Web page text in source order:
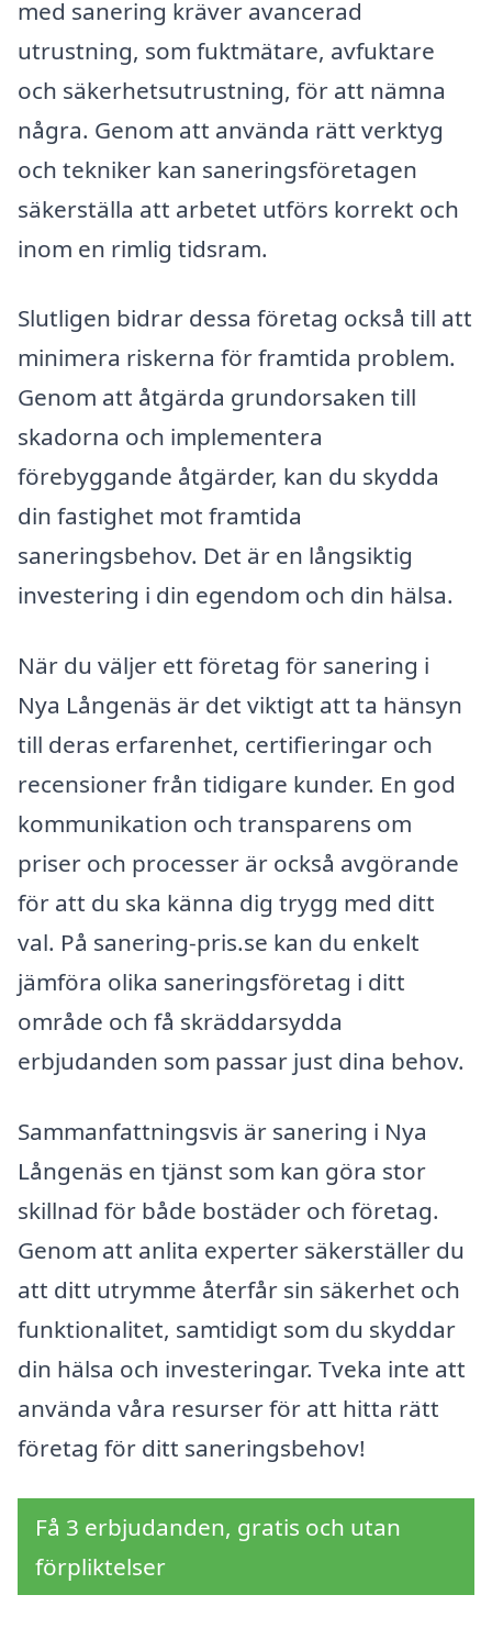
med sanering kräver avancerad
utrustning, som fuktmätare, avfuktare
och säkerhetsutrustning, för att nämna
några. Genom att använda rätt verktyg
och tekniker kan saneringsföretagen
säkerställa att arbetet utförs korrekt och
inom en rimlig tidsram.
Slutligen bidrar dessa företag också till att
minimera riskerna för framtida problem.
Genom att åtgärda grundorsaken till
skadorna och implementera
förebyggande åtgärder, kan du skydda
din fastighet mot framtida
saneringsbehov. Det är en långsiktig
investering i din egendom och din hälsa.
När du väljer ett företag för sanering i
Nya Långenäs är det viktigt att ta hänsyn
till deras erfarenhet, certifieringar och
recensioner från tidigare kunder. En god
kommunikation och transparens om
priser och processer är också avgörande
för att du ska känna dig trygg med ditt
val. På sanering-pris.se kan du enkelt
jämföra olika saneringsföretag i ditt
område och få skräddarsydda
erbjudanden som passar just dina behov.
Sammanfattningsvis är sanering i Nya
Långenäs en tjänst som kan göra stor
skillnad för både bostäder och företag.
Genom att anlita experter säkerställer du
att ditt utrymme återfår sin säkerhet och
funktionalitet, samtidigt som du skyddar
din hälsa och investeringar. Tveka inte att
använda våra resurser för att hitta rätt
företag för ditt saneringsbehov!
Få 3 erbjudanden, gratis och utan
förpliktelser